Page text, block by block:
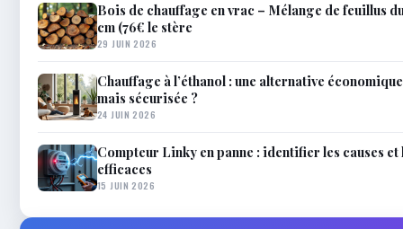
Bois de chauffage en vrac – Mélange de feuillus
cm (76€ le stère
29 JUIN 2026
Chauffage à l’éthanol : une alternative
mais sécurisée ?
24 JUIN 2026
Compteur Linky en panne : identifier les causes
efficaces
15 JUIN 2026